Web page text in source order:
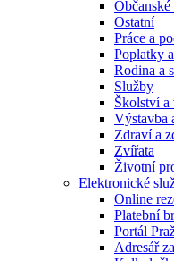
Ostatní
Práce a
Poplatky
Rodina a
Služby
Školství a
Výstavba
Zdraví a
Zvířata
Životní
Elektronické
Online
Platební
Portál
Adresář